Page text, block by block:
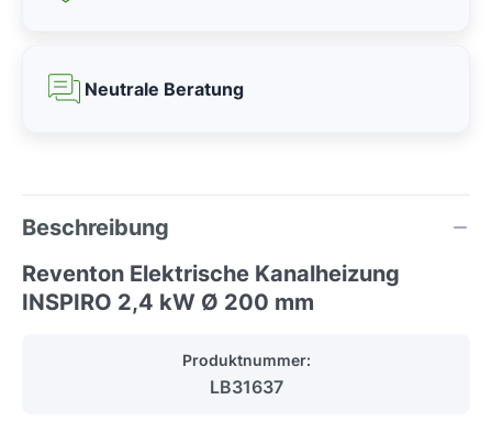
Neutrale Beratung
Beschreibung
Reventon Elektrische Kanalheizung
INSPIRO 2,4 kW Ø 200 mm
Produktnummer:
LB31637